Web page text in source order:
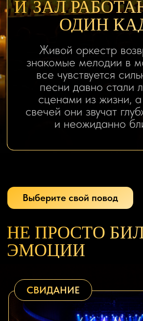
Подойдет тем, кому хочется подарить
эмоцию, а не просто красивую коробку.
обсуждать и напевать после концерта.
СЦЕНА В СИЯНИИ